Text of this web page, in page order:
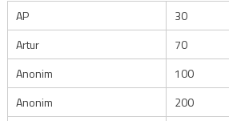
AP
30
Artur
70
Anonim
100
Anonim
200